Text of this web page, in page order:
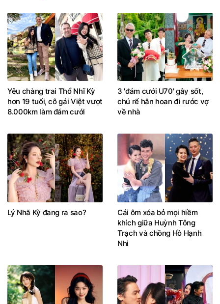
Yêu chàng trai Thổ Nhĩ Kỳ
hơn 19 tuổi, cô gái Việt vượt
8.000km làm đám cưới
3 'đám cưới U70' gây sốt,
chú rể hân hoan đi rước vợ
về nhà
Lý Nhã Kỳ đang ra sao?
Cái ôm xóa bỏ mọi hiềm
khích giữa Huỳnh Tông
Trạch và chồng Hồ Hạnh
Nhi